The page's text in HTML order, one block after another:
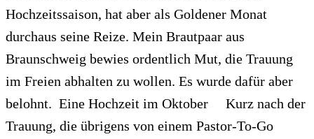
Hochzeitssaison, hat aber als Goldener Monat
durchaus seine Reize. Mein Brautpaar aus
Braunschweig bewies ordentlich Mut, die Trauung
im Freien abhalten zu wollen. Es wurde dafür aber
belohnt. Eine Hochzeit im Oktober Kurz nach der
Trauung, die übrigens von einem Pastor-To-Go